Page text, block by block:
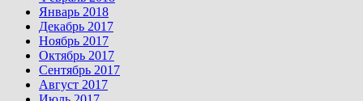
Январь 2018
Декабрь 2017
Ноябрь 2017
Октябрь 2017
Сентябрь 2017
Август 2017